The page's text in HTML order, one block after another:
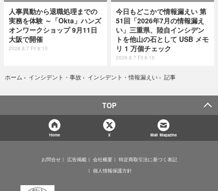
人事異動から退職処理までの
実務を体験 ～「Okta」ハンズ
オンワークショップ 9月11日
大阪で開催
2026.8.7 Fri 8:10
今日もどこかで情報漏えい 第
51回「2026年7月の情報漏え
い」三重県、陸自インシデン
トを他山の石として USB メモ
リ 1 万個チェック
2026.8.7 Fri 8:15
ホーム › インシデント・事故 › インシデント・情報漏えい › 記事
TOP
Home X Mail Magazine
お問合せ 広告掲載 会社概要
特定商取引法に基づく表記
個人情報保護方針